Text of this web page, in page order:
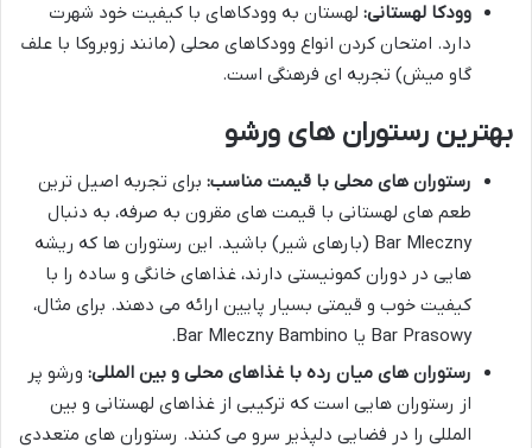
وودکا لهستانی: لهستان به وودکاهای با کیفیت خود شهرت
دارد. امتحان کردن انواع وودکاهای محلی (مانند زوبروکا با علف
گاو میش) تجربه ای فرهنگی است.
بهترین رستوران های ورشو
رستوران های محلی با قیمت مناسب: برای تجربه اصیل ترین
طعم های لهستانی با قیمت های مقرون به صرفه، به دنبال
Bar Mleczny (بارهای شیر) باشید. این رستوران ها که ریشه
هایی در دوران کمونیستی دارند، غذاهای خانگی و ساده را با
کیفیت خوب و قیمتی بسیار پایین ارائه می دهند. برای مثال،
Bar Prasowy یا Bar Mleczny Bambino.
رستوران های میان رده با غذاهای محلی و بین المللی: ورشو پر
از رستوران هایی است که ترکیبی از غذاهای لهستانی و بین
المللی را در فضایی دلپذیر سرو می کنند. رستوران های متعددی